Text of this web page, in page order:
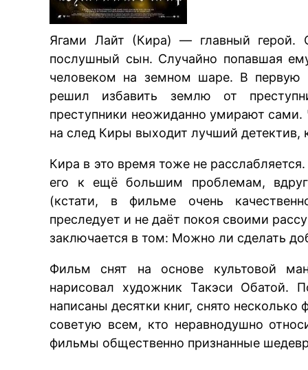
Ягами Лайт (Кира) — главный герой.
послушный сын. Случайно попавшая
человеком на земном шаре. В первую
решил избавить землю от
преступники неожиданно умирают сами.
на след Киры выходит лучший детектив,
Кира в это время тоже не
его к ещё большим проблемам,
(кстати, в фильме очень
преследует и не даёт покоя своими
заключается в том: Можно ли сделать
Фильм снят на основе культовой
нарисовал художник Такэси Обатой.
написаны десятки книг, снято
советую всем, кто неравнодушно
фильмы общественно признанные